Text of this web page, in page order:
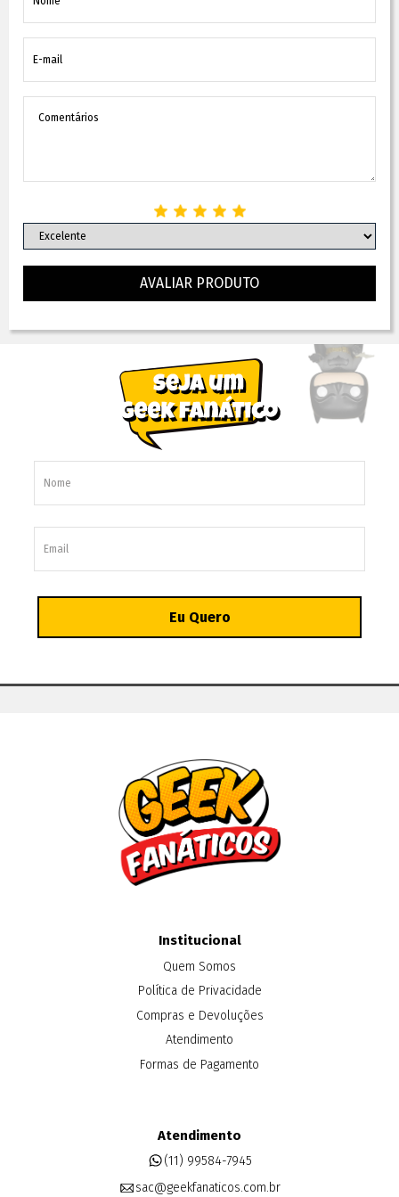
AVALIAR PRODUTO
Institucional
Quem Somos
Política de Privacidade
Compras e Devoluções
Atendimento
Formas de Pagamento
Atendimento
(11) 99584-7945
sac@geekfanaticos.com.br